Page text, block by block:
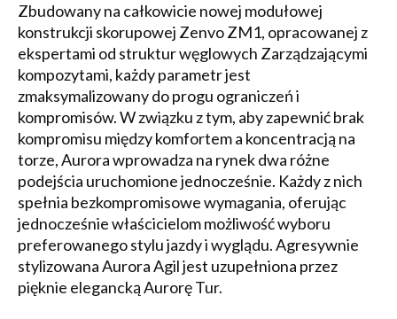
Zbudowany na całkowicie nowej modułowej
konstrukcji skorupowej Zenvo ZM1, opracowanej z
ekspertami od struktur węglowych Zarządzającymi
kompozytami, każdy parametr jest
zmaksymalizowany do progu ograniczeń i
kompromisów. W związku z tym, aby zapewnić brak
kompromisu między komfortem a koncentracją na
torze, Aurora wprowadza na rynek dwa różne
podejścia uruchomione jednocześnie. Każdy z nich
spełnia bezkompromisowe wymagania, oferując
jednocześnie właścicielom możliwość wyboru
preferowanego stylu jazdy i wyglądu. Agresywnie
stylizowana Aurora Agil jest uzupełniona przez
pięknie elegancką Aurorę Tur.